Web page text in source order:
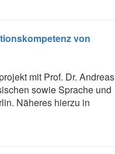
von
mit Prof. Dr. Andreas
sowie Sprache und
Näheres hierzu in